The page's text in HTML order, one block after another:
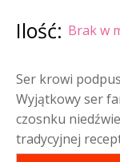
Ilość: Brak w
Ser krowi
Wyjątkowy ser
czosnku
tradycyjnej